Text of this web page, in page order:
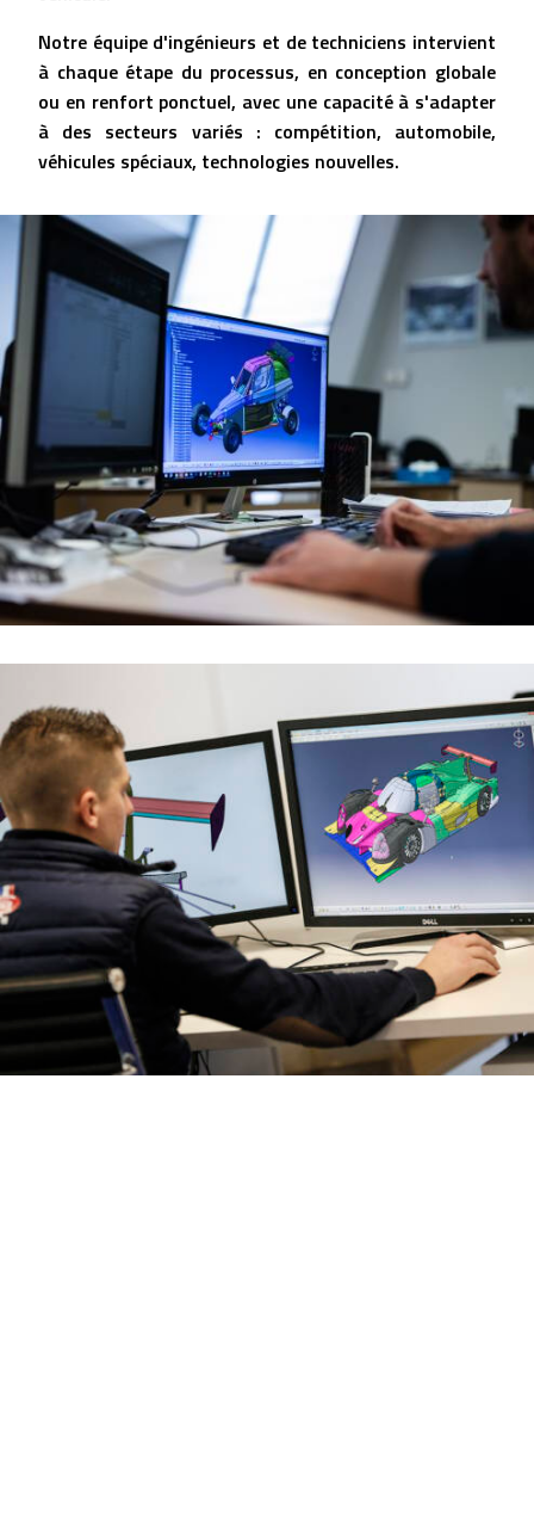
Notre équipe d'ingénieurs et de techniciens intervient
à chaque étape du processus, en conception globale
ou en renfort ponctuel, avec une capacité à s'adapter
à des secteurs variés : compétition, automobile,
véhicules spéciaux, technologies nouvelles.